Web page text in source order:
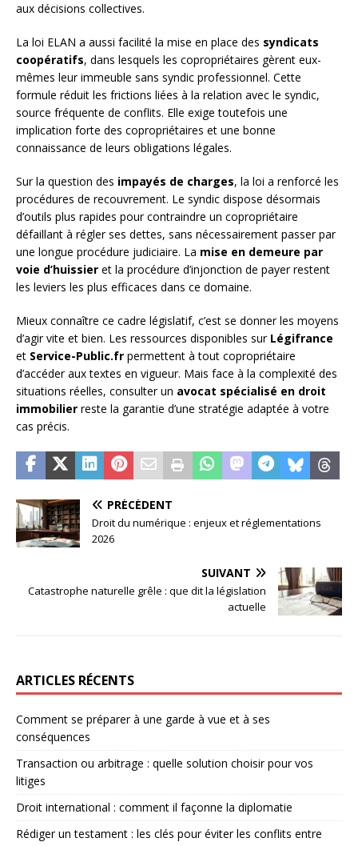
aux décisions collectives.
La loi ELAN a aussi facilité la mise en place des syndicats
coopératifs, dans lesquels les copropriétaires gèrent eux-
mêmes leur immeuble sans syndic professionnel. Cette
formule réduit les frictions liées à la relation avec le syndic,
source fréquente de conflits. Elle exige toutefois une
implication forte des copropriétaires et une bonne
connaissance de leurs obligations légales.
Sur la question des impayés de charges, la loi a renforcé les
procédures de recouvrement. Le syndic dispose désormais
d’outils plus rapides pour contraindre un copropriétaire
défaillant à régler ses dettes, sans nécessairement passer par
une longue procédure judiciaire. La mise en demeure par
voie d’huissier et la procédure d’injonction de payer restent
les leviers les plus efficaces dans ce domaine.
Mieux connaître ce cadre législatif, c’est se donner les moyens
d’agir vite et bien. Les ressources disponibles sur Légifrance
et Service-Public.fr permettent à tout copropriétaire
d’accéder aux textes en vigueur. Mais face à la complexité des
situations réelles, consulter un avocat spécialisé en droit
immobilier reste la garantie d’une stratégie adaptée à votre
cas précis.
PRÉCÉDENT
Droit du numérique : enjeux et réglementations
2026
SUIVANT
Catastrophe naturelle grêle : que dit la législation
actuelle
ARTICLES RÉCENTS
Comment se préparer à une garde à vue et à ses
conséquences
Transaction ou arbitrage : quelle solution choisir pour vos
litiges
Droit international : comment il façonne la diplomatie
Rédiger un testament : les clés pour éviter les conflits entre